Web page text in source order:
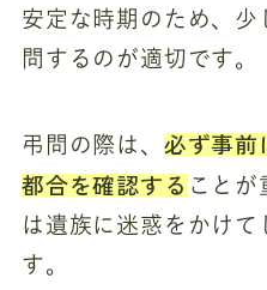
安定な時期のため、
問するのが適切です。
弔問の際は、 必ず事前
都合を確認することが
は遺族に迷惑をかけて
す。